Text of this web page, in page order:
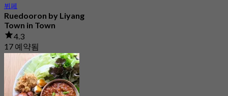
뷔페
Ruedooron by Liyang
Town in Town
4.3
17 예약됨
฿ 254